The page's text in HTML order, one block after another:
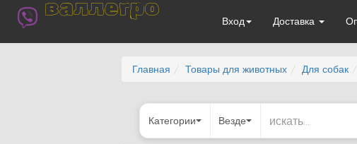
валлегро
Вход Доставка
Главная Товары для животных Для собак
Категории Везде